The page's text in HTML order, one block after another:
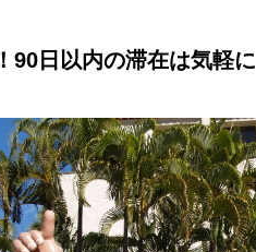
90日以内の滞在は気軽に